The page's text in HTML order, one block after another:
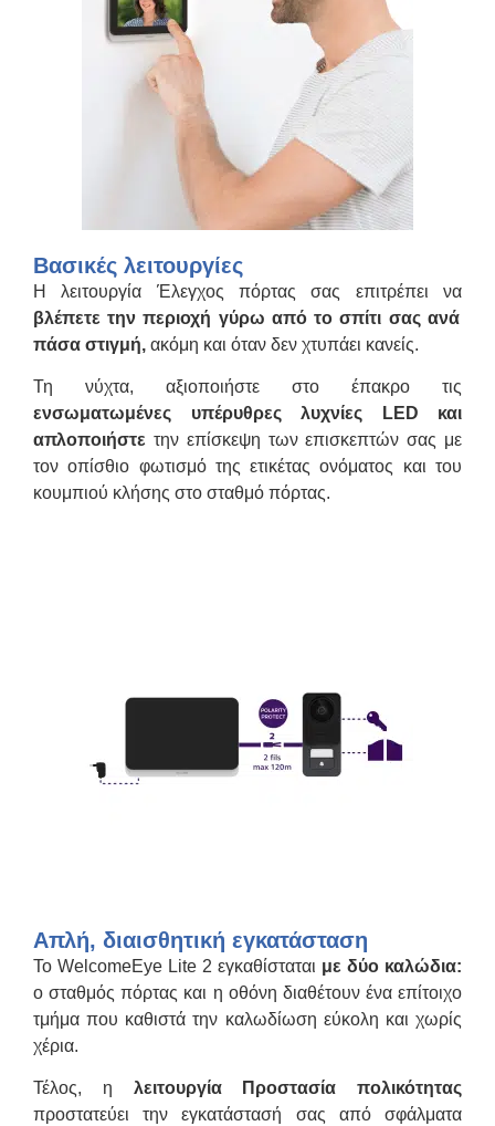
Βασικές λειτουργίες
Η λειτουργία Έλεγχος πόρτας σας επιτρέπει να
βλέπετε την περιοχή γύρω από το σπίτι σας ανά
πάσα στιγμή, ακόμη και όταν δεν χτυπάει κανείς.
Τη νύχτα, αξιοποιήστε στο έπακρο τις
ενσωματωμένες υπέρυθρες λυχνίες LED και
απλοποιήστε την επίσκεψη των επισκεπτών σας με
τον οπίσθιο φωτισμό της ετικέτας ονόματος και του
κουμπιού κλήσης στο σταθμό πόρτας.
Απλή, διαισθητική εγκατάσταση
Το WelcomeEye Lite 2 εγκαθίσταται με δύο καλώδια:
ο σταθμός πόρτας και η οθόνη διαθέτουν ένα επίτοιχο
τμήμα που καθιστά την καλωδίωση εύκολη και χωρίς
χέρια.
Τέλος, η λειτουργία Προστασία πολικότητας
προστατεύει την εγκατάστασή σας από σφάλματα